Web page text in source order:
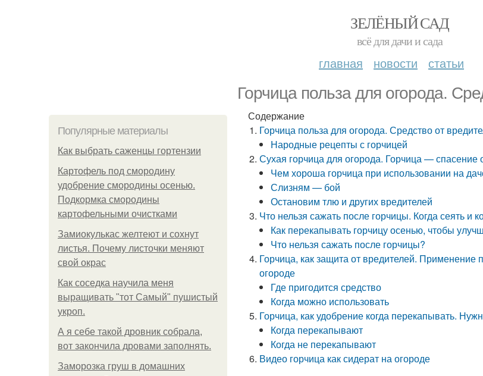
ЗЕЛЁНЫЙ САД
всё для дачи и сада
главная новости статьи
Горчица польза для огорода.
Популярные материалы
Как выбрать саженцы гортензии
Картофель под смородину
удобрение смородины осенью.
Подкормка смородины
картофельными очистками
Замиокулькас желтеют и сохнут
листья. Почему листочки меняют
свой окрас
Как соседка научила меня
выращивать "тот Самый" пушистый
укроп.
А я себе такой дровник собрала,
вот закончила дровами заполнять.
Заморозка груш в домашних
Содержание
Горчица польза для огорода. Средство от
Народные рецепты с горчицей
Сухая горчица для огорода. Горчица — спасение
Чем хороша горчица при использовании на
Слизням — бой
Остановим тлю и других вредителей
Что нельзя сажать после горчицы. Когда сеять и
Как перекапывать горчицу осенью, чтобы
Что нельзя сажать после горчицы?
Горчица, как защита от вредителей. Применение
огороде
Где пригодится средство
Когда можно использовать
Горчица, как удобрение когда перекапывать.
Когда перекапывают
Когда не перекапывают
Видео горчица как сидерат на огороде